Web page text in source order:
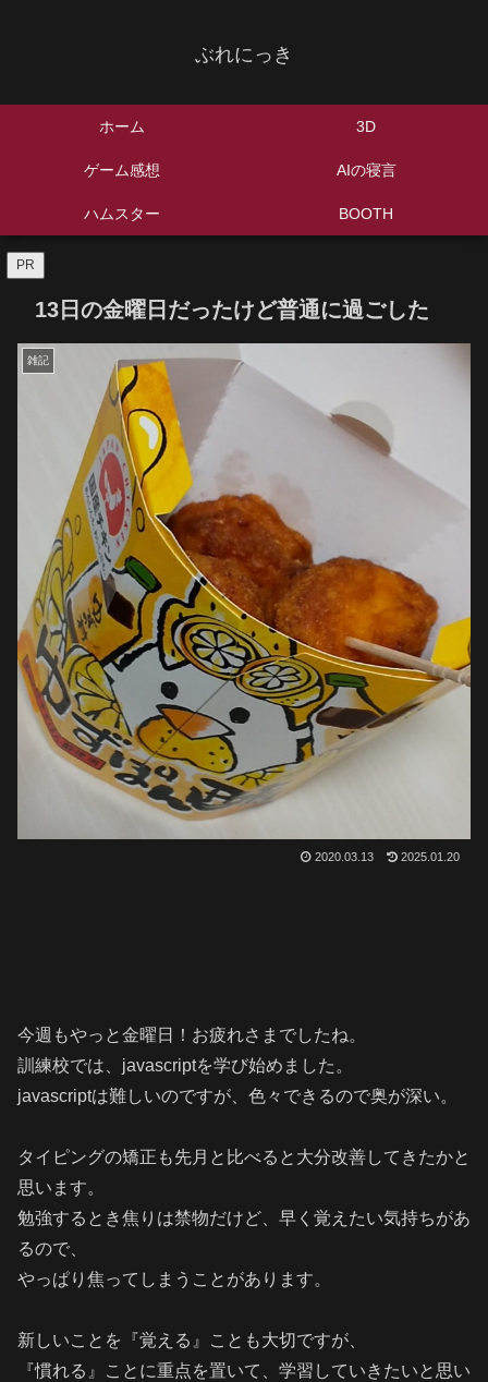
ぶれにっき
ホーム 3D
ゲーム感想 AIの寝言
ハムスター BOOTH
PR
13日の金曜日だったけど普通に過ごした
雑記
2020.03.13 2025.01.20
今週もやっと金曜日！お疲れさまでしたね。
訓練校では、javascriptを学び始めました。
javascriptは難しいのですが、色々できるので奥が深い。
タイピングの矯正も先月と比べると大分改善してきたかと
思います。
勉強するとき焦りは禁物だけど、早く覚えたい気持ちがあ
るので、
やっぱり焦ってしまうことがあります。
新しいことを『覚える』ことも大切ですが、
『慣れる』ことに重点を置いて、学習していきたいと思い